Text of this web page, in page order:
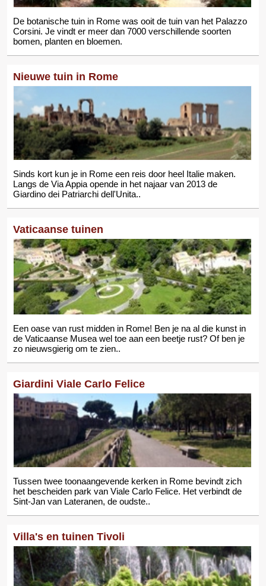
De botanische tuin in Rome was ooit de tuin van het Palazzo
Corsini. Je vindt er meer dan 7000 verschillende soorten
bomen, planten en bloemen.
Nieuwe tuin in Rome
Sinds kort kun je in Rome een reis door heel Italie maken.
Langs de Via Appia opende in het najaar van 2013 de
Giardino dei Patriarchi dell'Unita..
Vaticaanse tuinen
Een oase van rust midden in Rome! Ben je na al die kunst in
de Vaticaanse Musea wel toe aan een beetje rust? Of ben je
zo nieuwsgierig om te zien..
Giardini Viale Carlo Felice
Tussen twee toonaangevende kerken in Rome bevindt zich
het bescheiden park van Viale Carlo Felice. Het verbindt de
Sint-Jan van Lateranen, de oudste..
Villa's en tuinen Tivoli